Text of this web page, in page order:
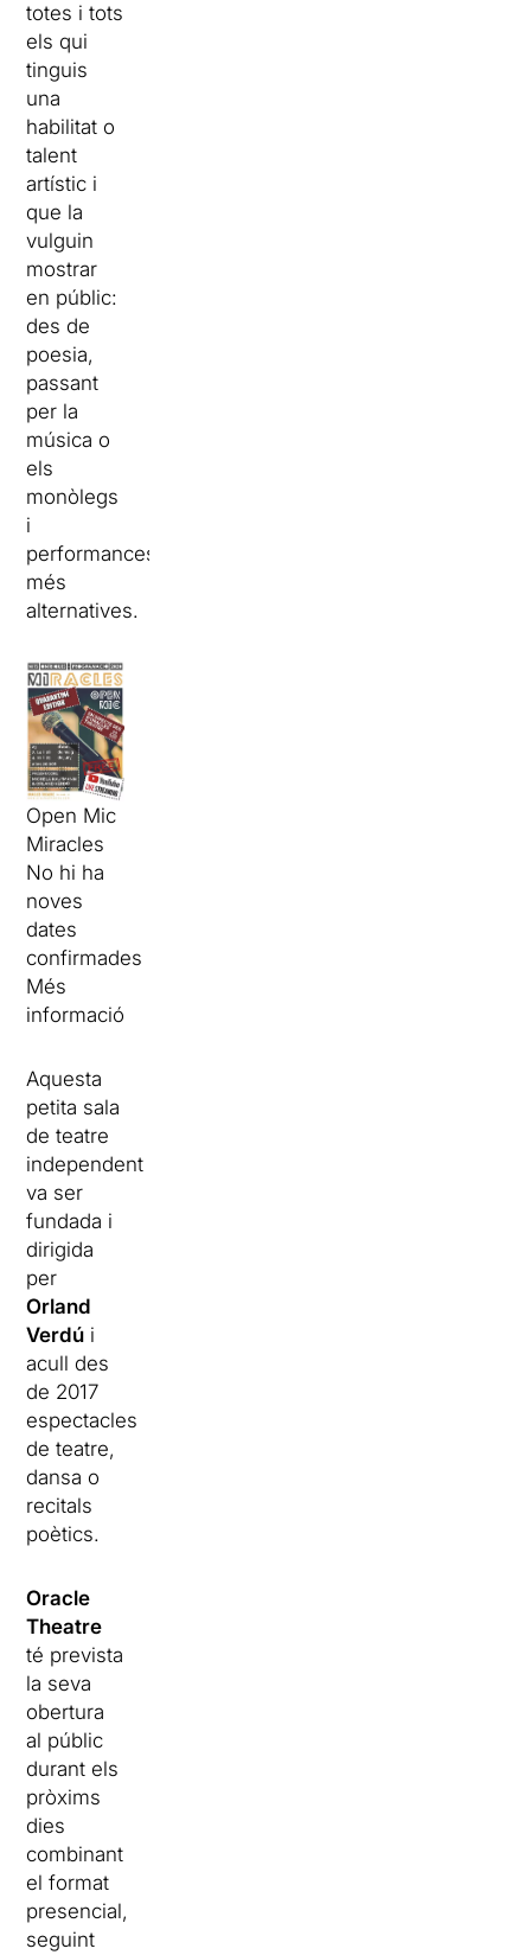
totes i tots
els qui
tinguis
una
habilitat o
talent
artístic i
que la
vulguin
mostrar
en públic:
des de
poesia,
passant
per la
música o
els
monòlegs
i
performances
més
alternatives.
Open Mic
Miracles
No hi ha
noves
dates
confirmades
Més
informació
Aquesta
petita sala
de teatre
independent
va ser
fundada i
dirigida
per
Orland
Verdú i
acull des
de 2017
espectacles
de teatre,
dansa o
recitals
poètics.
Oracle
Theatre
té prevista
la seva
obertura
al públic
durant els
pròxims
dies
combinant
el format
presencial,
seguint